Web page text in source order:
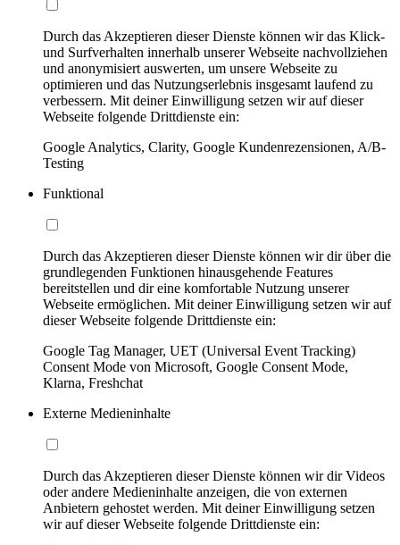
Durch das Akzeptieren dieser Dienste können wir das Klick-
und Surfverhalten innerhalb unserer Webseite nachvollziehen
und anonymisiert auswerten, um unsere Webseite zu
optimieren und das Nutzungserlebnis insgesamt laufend zu
verbessern. Mit deiner Einwilligung setzen wir auf dieser
Webseite folgende Drittdienste ein:
Google Analytics, Clarity, Google Kundenrezensionen, A/B-
Testing
Funktional
Durch das Akzeptieren dieser Dienste können wir dir über die
grundlegenden Funktionen hinausgehende Features
bereitstellen und dir eine komfortable Nutzung unserer
Webseite ermöglichen. Mit deiner Einwilligung setzen wir auf
dieser Webseite folgende Drittdienste ein:
Google Tag Manager, UET (Universal Event Tracking)
Consent Mode von Microsoft, Google Consent Mode,
Klarna, Freshchat
Externe Medieninhalte
Durch das Akzeptieren dieser Dienste können wir dir Videos
oder andere Medieninhalte anzeigen, die von externen
Anbietern gehostet werden. Mit deiner Einwilligung setzen
wir auf dieser Webseite folgende Drittdienste ein: